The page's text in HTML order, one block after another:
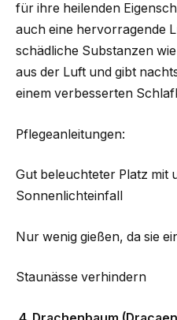
für ihre heilenden
auch eine hervorragende
schädliche Substanzen
aus der Luft und gibt
einem verbesserten
Pflegeanleitungen:
Gut beleuchteter Platz mit
Sonnenlichteinfall
Nur wenig gießen, da sie
Staunässe verhindern